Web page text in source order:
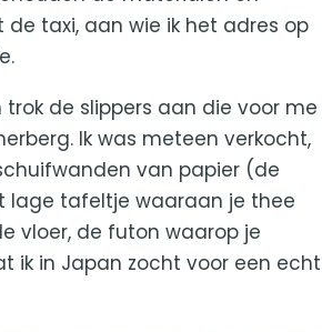
taxi, aan wie ik het adres op
de slippers aan die voor me
Ik was meteen verkocht,
van papier (de
lage tafeltje waaraan je thee
vloer, de futon waarop je
ik in Japan zocht voor een echt